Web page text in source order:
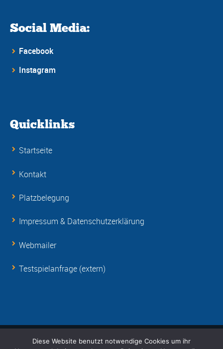
Social Media:
Facebook
Instagram
Quicklinks
Startseite
Kontakt
Platzbelegung
Impressum & Datenschutzerklärung
Webmailer
Testspielanfrage (extern)
Diese Website benutzt notwendige Cookies um ihr